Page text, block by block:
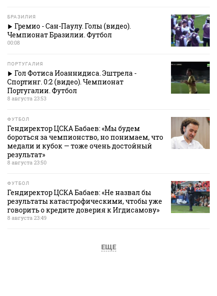
БРАЗИЛИЯ
Гремио - Сан-Паулу. Голы (видео).
Чемпионат Бразилии. Футбол
00:08
ПОРТУГАЛИЯ
Гол Фотиса Иоаннидиса. Эштрела -
Спортинг. 0:2 (видео). Чемпионат
Португалии. Футбол
8 августа 23:53
ФУТБОЛ
Гендиректор ЦСКА Бабаев: «Мы будем
бороться за чемпионство, но понимаем, что
медали и кубок — тоже очень достойный
результат»
8 августа 23:50
ФУТБОЛ
Гендиректор ЦСКА Бабаев: «Не назвал бы
результаты катастрофическими, чтобы уже
говорить о кредите доверия к Игдисамову»
8 августа 23:49
ЕЩЕ